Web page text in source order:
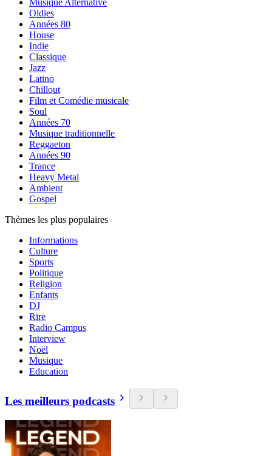
Musique Alternative
Oldies
Années 80
House
Indie
Classique
Jazz
Latino
Chillout
Film et Comédie musicale
Soul
Années 70
Musique traditionnelle
Reggaeton
Années 90
Trance
Heavy Metal
Ambient
Gospel
Thèmes les plus populaires
Informations
Culture
Sports
Politique
Religion
Enfants
DJ
Rire
Radio Campus
Interview
Noël
Musique
Education
Les meilleurs podcasts